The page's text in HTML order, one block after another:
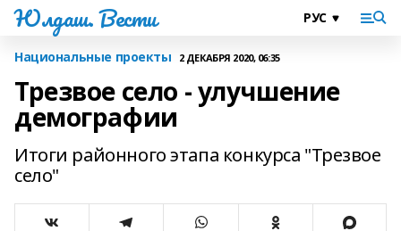
Юлдаш. Вести
Национальные проекты 2 ДЕКАБРЯ 2020, 06:35
Трезвое село - улучшение
демографии
Итоги районного этапа конкурса "Трезвое
село"